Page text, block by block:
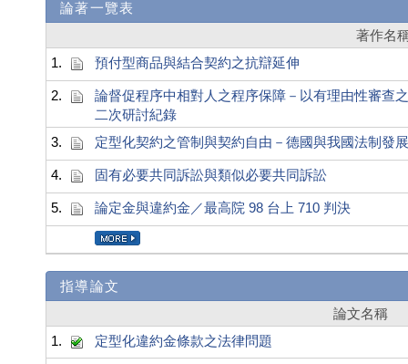
論著一覽表
著作名
1.
預付型商品與結合契約之抗辯延伸
2.
論督促程序中相對人之程序保障－以有理由性審查
二次研討紀錄
3.
定型化契約之管制與契約自由－德國與我國法制發
4. 固有必要共同訴訟與類似必要共同訴訟
5. 論定金與違約金／最高院 98 台上 710 判決
指導論文
論文名稱
1.
定型化違約金條款之法律問題